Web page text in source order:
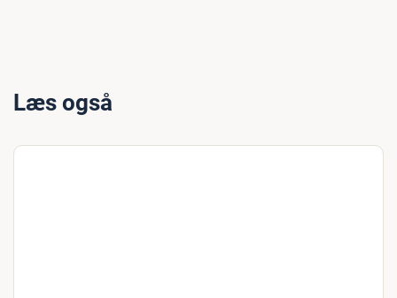
Læs også